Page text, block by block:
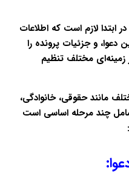
ابتدا لازم است که اطلاعات
و جزئیات پرونده را
مختلف تنظیم
مانند حقوقی، خانوادگی،
چند مرحله اساسی است